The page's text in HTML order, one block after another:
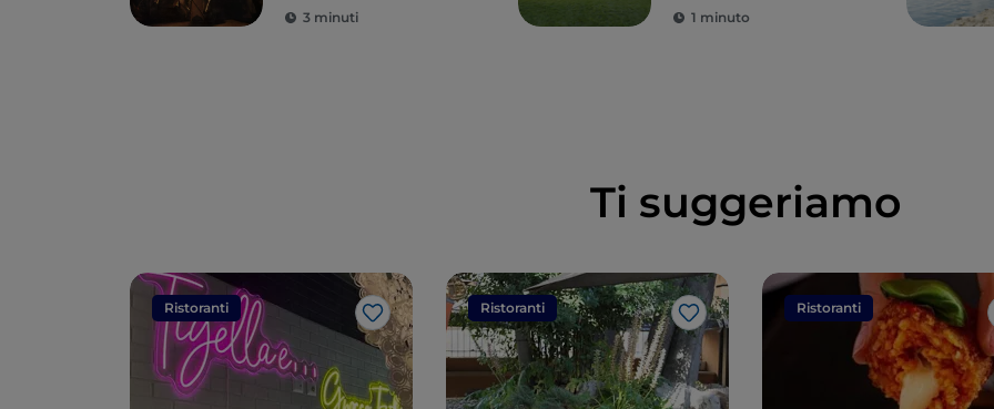
3 minuti 1 minuto
Ti suggeriamo
Ristoranti
Like
Ristoranti
Like
Ristoranti